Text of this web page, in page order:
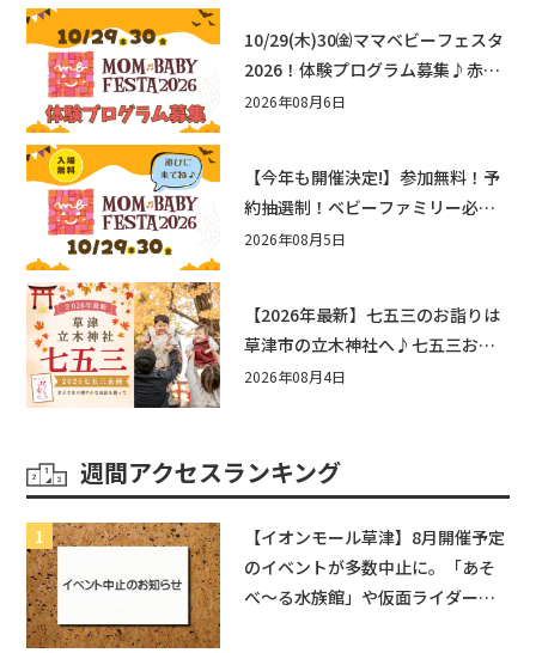
10/29(木)30㈮ママベビーフェスタ
2026！体験プログラム募集♪赤ち
ゃん向けイベントに出演しません
2026年08月6日
【今年も開催決定!】参加無料！予
約抽選制！ベビーファミリー必見
☆入場無料☆10/29(木)30(金)ママ
2026年08月5日
【2026年最新】七五三のお詣りは
草津市の立木神社へ♪七五三お祝
い企画をご紹介！
2026年08月4日
週間アクセスランキング
【イオンモール草津】8月開催予定
のイベントが多数中止に。「あそ
べ〜る水族館」や仮面ライダーシ